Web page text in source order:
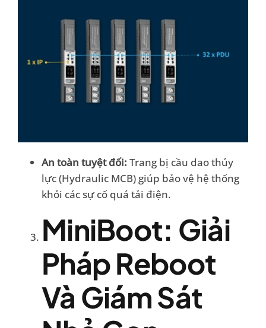
An toàn tuyệt đối: Trang bị cầu dao thủy
lực (Hydraulic MCB) giúp bảo vệ hệ thống
khỏi các sự cố quá tải điện.
MiniBoot: Giải
Pháp Reboot
Và Giám Sát